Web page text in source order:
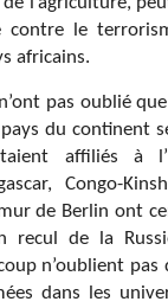
contre le
africains.
pas oublié
du continent
affiliés à
Congo-
de Berlin ont
recul de la
n’oublient pas
dans les